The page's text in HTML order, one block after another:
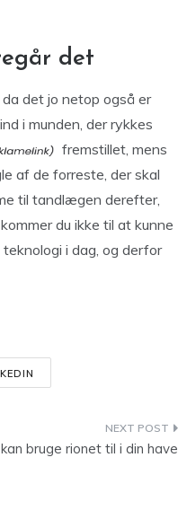
det
det jo netop også er
i munden, der rykkes
fremstillet, mens
af de forreste, der skal
til tandlægen derefter,
du ikke til at kunne
i dag, og derfor
bruge rionet til i din have